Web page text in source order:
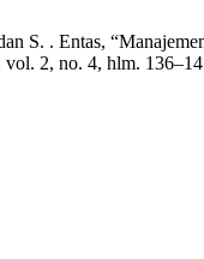
S. . Entas,
vol. 2, no. 4, hlm.